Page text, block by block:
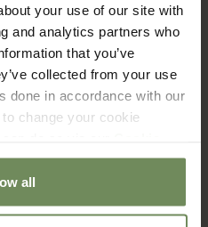
your use of our site with
and analytics partners who
that you’ve
collected from your use
done in accordance with our
change your cookie
all
producten
voor buiten?